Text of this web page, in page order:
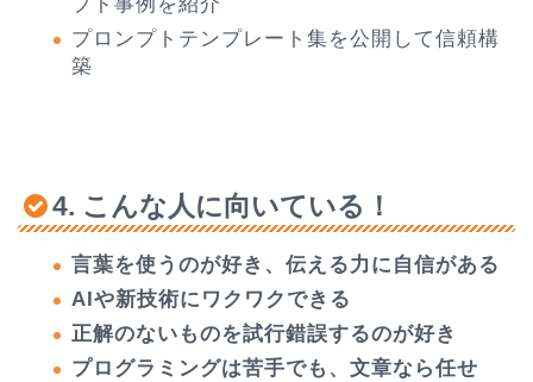
プロンプトテンプレート集を公開して信頼構
築
4. こんな人に向いている！
言葉を使うのが好き、伝える力に自信がある
AIや新技術にワクワクできる
正解のないものを試行錯誤するのが好き
プログラミングは苦手でも、文章なら任せ